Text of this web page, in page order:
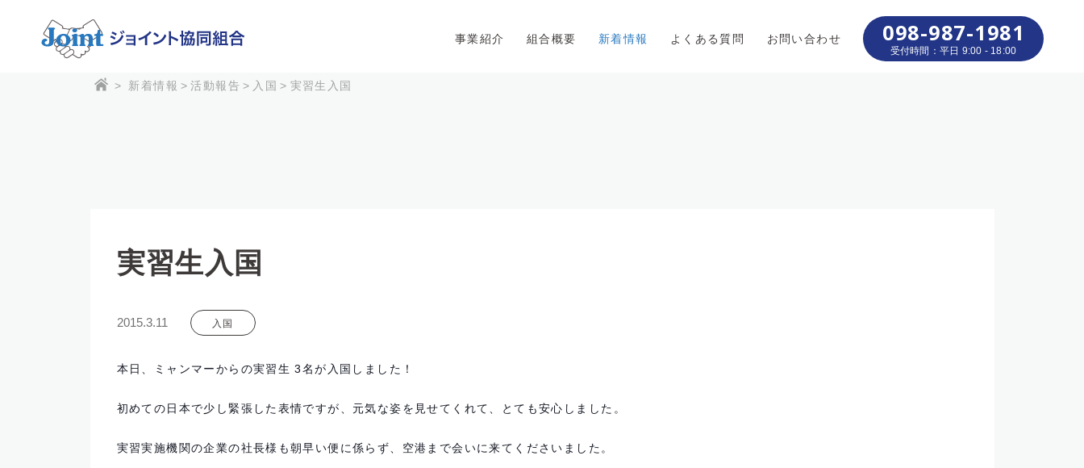
事業紹介 組合概要 新着情報 よくある質問 お問い合わせ 098-987-1981
受付時間：平日 9:00 - 18:00
> 新着情報 > 活動報告 > 入国 > 実習生入国
実習生入国
2015.3.11 入国
本日、ミャンマーからの実習生 3名が入国しました！
初めての日本で少し緊張した表情ですが、元気な姿を見せてくれて、とても安心しました。
実習実施機関の企業の社長様も朝早い便に係らず、空港まで会いに来てくださいました。